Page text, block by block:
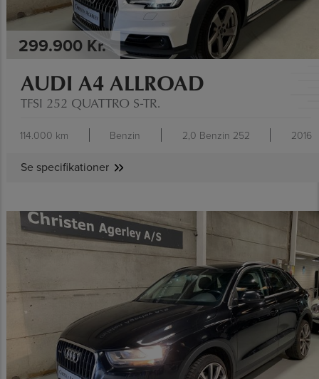
299.900 Kr.
AUDI A4 ALLROAD
TFSI 252 QUATTRO S-TR.
114.000 km Benzin 2,0 Benzin 252 2016
Se specifikationer
SE SPECIFIKATIONER